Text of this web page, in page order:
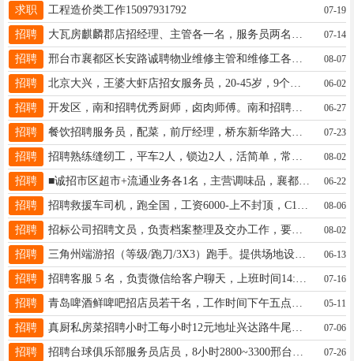
求职 工程造价类工作15097931792 07-19
招聘 07-14
招聘 08-07
招聘 06-02
招聘 开发区，南和招聘优秀厨师，卤肉师傅。南和招聘收银员。桥西招聘优秀收银，领班。都有晋升空间，18713970129，同微 06-27
招聘 餐饮招聘服务员，配菜，前厅经理，桥东新华路大通街交叉口。电话13739691666 07-23
招聘 08-02
招聘 ■诚招市区超市+流通业务各1名，主营调味品，襄都区荣德公司院内，有相关业务经验，13932933660 06-22
招聘 08-06
招聘 招标公司招聘文员，负责档案整理及交办工作，要求大专学历，会开车，会使用办公软件，地点泉北西大街，15933346888 08-02
招聘 三角州端游招（等级/跑刀/3X3）跑手。提供场地设备.可住宿/做饭/洗澡.一单一结账不拖欠。同微15833663878 06-13
招聘 07-16
招聘 05-11
招聘 07-06
招聘 07-26